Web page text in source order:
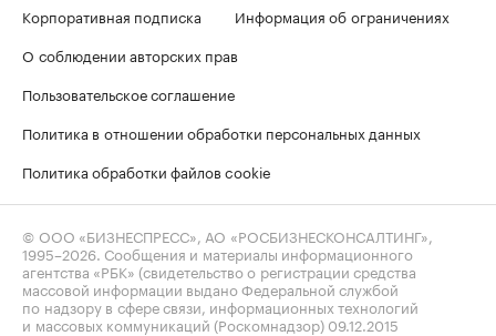
Корпоративная подписка
Информация об ограничениях
О соблюдении авторских прав
Пользовательское соглашение
Политика в отношении обработки персональных данных
Политика обработки файлов cookie
© ООО «БИЗНЕСПРЕСС», АО «РОСБИЗНЕСКОНСАЛТИНГ»,
1995–2026 . Сообщения и материалы информационного
агентства «РБК» (свидетельство о регистрации средства
массовой информации выдано Федеральной службой
по надзору в сфере связи, информационных технологий
и массовых коммуникаций (Роскомнадзор) 09.12.2015